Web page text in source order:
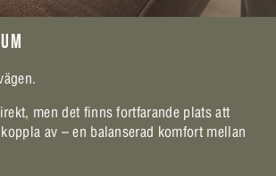
men det finns fortfarande plats att
av – en balanserad komfort mellan